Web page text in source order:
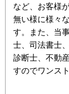
など、お客様
無い様に様々
す。また、当
士、司法書士
診断士、不動
すのでワンス